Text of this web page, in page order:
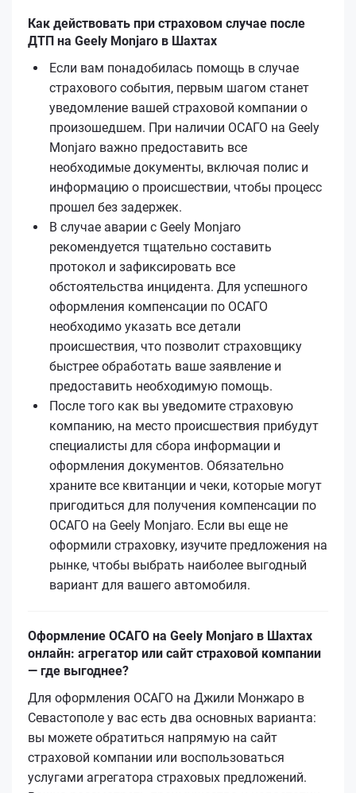
Как действовать при страховом случае после
ДТП на Geely Monjaro в Шахтах
Если вам понадобилась помощь в случае
страхового события, первым шагом станет
уведомление вашей страховой компании о
произошедшем. При наличии ОСАГО на Geely
Monjaro важно предоставить все
необходимые документы, включая полис и
информацию о происшествии, чтобы процесс
прошел без задержек.
В случае аварии с Geely Monjaro
рекомендуется тщательно составить
протокол и зафиксировать все
обстоятельства инцидента. Для успешного
оформления компенсации по ОСАГО
необходимо указать все детали
происшествия, что позволит страховщику
быстрее обработать ваше заявление и
предоставить необходимую помощь.
После того как вы уведомите страховую
компанию, на место происшествия прибудут
специалисты для сбора информации и
оформления документов. Обязательно
храните все квитанции и чеки, которые могут
пригодиться для получения компенсации по
ОСАГО на Geely Monjaro. Если вы еще не
оформили страховку, изучите предложения на
рынке, чтобы выбрать наиболее выгодный
вариант для вашего автомобиля.
Оформление ОСАГО на Geely Monjaro в Шахтах
онлайн: агрегатор или сайт страховой компании
— где выгоднее?
Для оформления ОСАГО на Джили Монжаро в
Севастополе у вас есть два основных варианта:
вы можете обратиться напрямую на сайт
страховой компании или воспользоваться
услугами агрегатора страховых предложений.